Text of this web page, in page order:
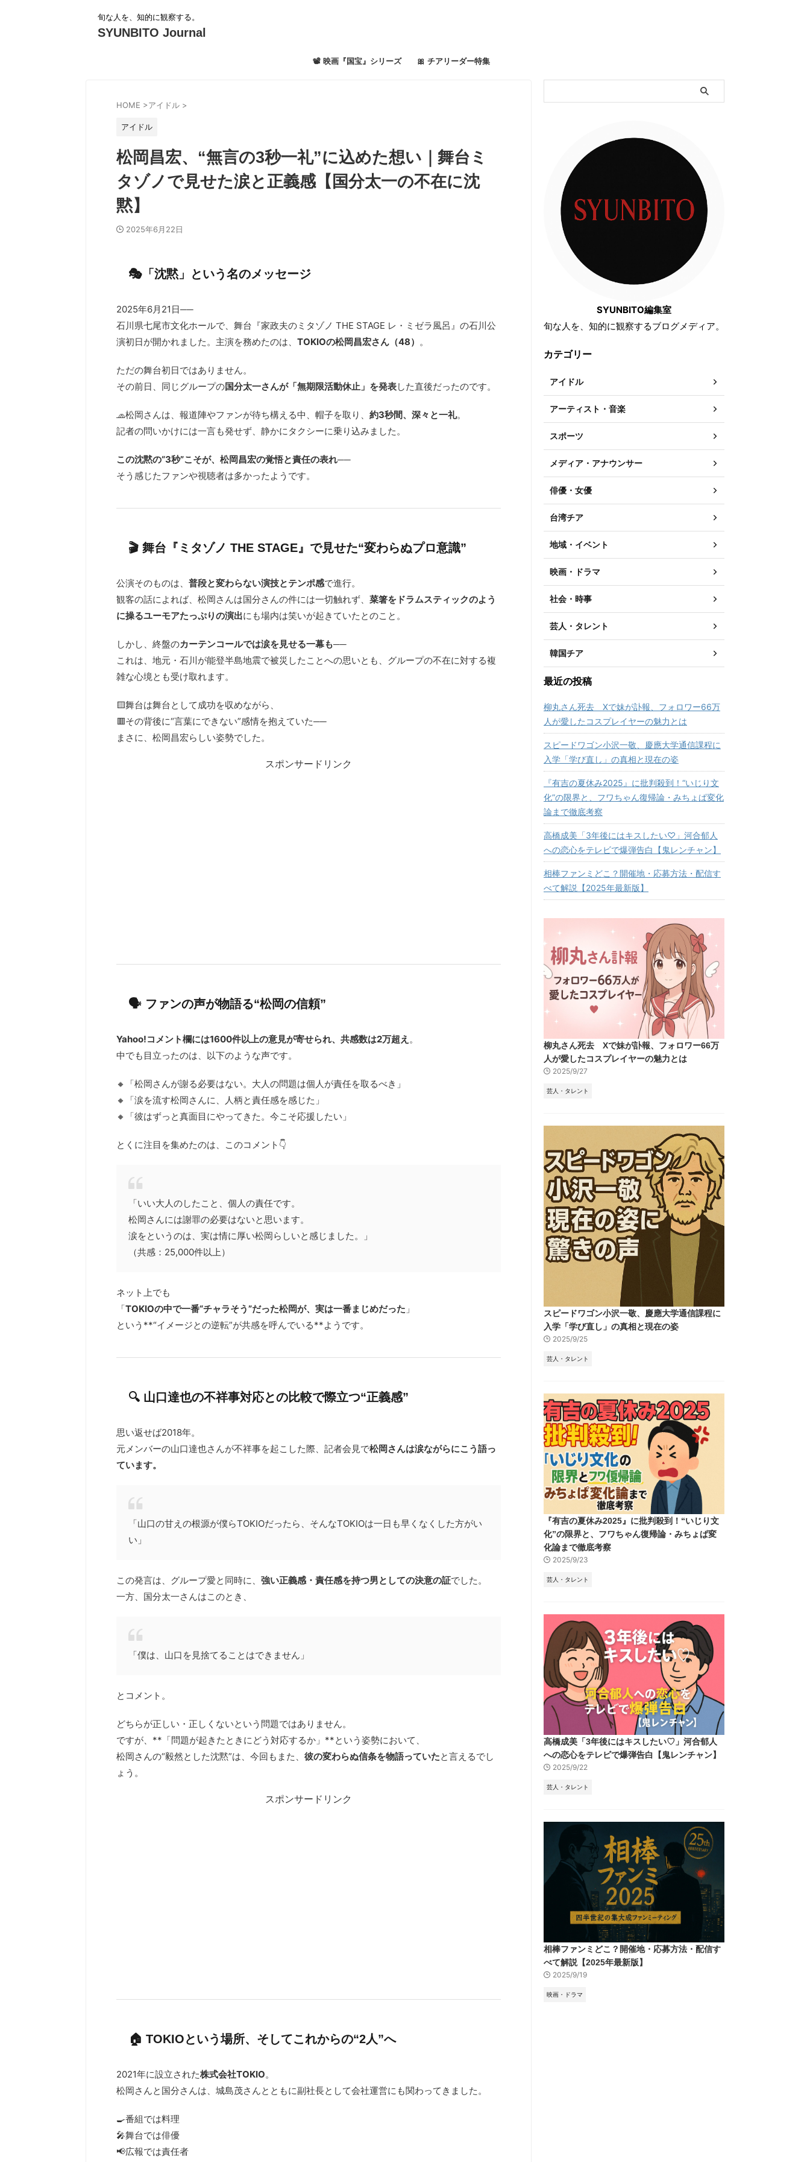
旬な人を、知的に観察する。
SYUNBITO Journal
📽 映画『国宝』シリーズ 🎀 チアリーダー特集
HOME >アイドル >
アイドル
松岡昌宏、“無言の3秒一礼”に込めた想い｜舞台ミ
タゾノで見せた涙と正義感【国分太一の不在に沈
黙】
2025年6月22日
🎭「沈黙」という名のメッセージ
2025年6月21日──
石川県七尾市文化ホールで、舞台『家政夫のミタゾノ THE STAGE レ・ミゼラ風呂』の石川公
演初日が開かれました。主演を務めたのは、 TOKIOの松岡昌宏さん（48） 。
ただの舞台初日ではありません。
その前日、同じグループの国分太一さんが「無期限活動休止」を発表した直後だったのです。
🧢松岡さんは、報道陣やファンが待ち構える中、帽子を取り、 約3秒間、深々と一礼。
記者の問いかけには一言も発せず、静かにタクシーに乗り込みました。
この沈黙の“3秒”こそが、松岡昌宏の覚悟と責任の表れ──
そう感じたファンや視聴者は多かったようです。
🎬 舞台『ミタゾノ THE STAGE』で見せた“変わらぬプロ意識”
公演そのものは、 普段と変わらない演技とテンポ感で進行。
観客の話によれば、松岡さんは国分さんの件には一切触れず、 菜箸をドラムスティックのよう
に操るユーモアたっぷりの演出にも場内は笑いが起きていたとのこと。
しかし、終盤のカーテンコールでは涙を見せる一幕も──
これは、地元・石川が能登半島地震で被災したことへの思いとも、グループの不在に対する複
雑な心境とも受け取れます。
🟨舞台は舞台として成功を収めながら、
🟥その背後に“言葉にできない”感情を抱えていた──
まさに、松岡昌宏らしい姿勢でした。
スポンサードリンク
🗣 ファンの声が物語る“松岡の信頼”
Yahoo!コメント欄には1600件以上の意見が寄せられ、共感数は2万超え 。
中でも目立ったのは、以下のような声です。
🔸「松岡さんが謝る必要はない。大人の問題は個人が責任を取るべき」
🔸「涙を流す松岡さんに、人柄と責任感を感じた」
🔸「彼はずっと真面目にやってきた。今こそ応援したい」
とくに注目を集めたのは、このコメント👇
「いい大人のしたこと、個人の責任です。
松岡さんには謝罪の必要はないと思います。
涙をというのは、実は情に厚い松岡らしいと感じました。」
（共感：25,000件以上）
ネット上でも
「TOKIOの中で一番“チャラそう”だった松岡が、実は一番まじめだった 」
という**“イメージとの逆転”が共感を呼んでいる**ようです。
🔍 山口達也の不祥事対応との比較で際立つ“正義感”
思い返せば2018年。
元メンバーの山口達也さんが不祥事を起こした際、記者会見で松岡さんは涙ながらにこう語っ
ています。
「山口の甘えの根源が僕らTOKIOだったら、そんなTOKIOは一日も早くなくした方がい
い」
この発言は、グループ愛と同時に、 強い正義感・責任感を持つ男としての決意の証でした。
一方、国分太一さんはこのとき、
「僕は、山口を見捨てることはできません」
とコメント。
どちらが正しい・正しくないという問題ではありません。
ですが、**「問題が起きたときにどう対応するか」**という姿勢において、
松岡さんの“毅然とした沈黙”は、今回もまた、 彼の変わらぬ信条を物語っていたと言えるでし
ょう。
スポンサードリンク
🏠 TOKIOという場所、そしてこれからの“2人”へ
2021年に設立された株式会社TOKIO。
松岡さんと国分さんは、城島茂さんとともに副社長として会社運営にも関わってきました。
🍳番組では料理
🎤舞台では俳優
📢広報では責任者
SYUNBITO編集室
旬な人を、知的に観察するブログメディア。
カテゴリー
アイドル
アーティスト・音楽
スポーツ
メディア・アナウンサー
俳優・女優
台湾チア
地域・イベント
映画・ドラマ
社会・時事
芸人・タレント
韓国チア
最近の投稿
柳丸さん死去 Xで妹が訃報、フォロワー66万
人が愛したコスプレイヤーの魅力とは
スピードワゴン小沢一敬、慶應大学通信課程に
入学「学び直し」の真相と現在の姿
『有吉の夏休み2025』に批判殺到！“いじり文
化”の限界と、フワちゃん復帰論・みちょぱ変化
論まで徹底考察
高橋成美「3年後にはキスしたい♡」河合郁人
への恋心をテレビで爆弾告白【鬼レンチャン】
相棒ファンミどこ？開催地・応募方法・配信す
べて解説【2025年最新版】
柳丸さん死去 Xで妹が訃報、フォロワー66万
人が愛したコスプレイヤーの魅力とは
2025/9/27
芸人・タレント
スピードワゴン小沢一敬、慶應大学通信課程に
入学「学び直し」の真相と現在の姿
2025/9/25
芸人・タレント
『有吉の夏休み2025』に批判殺到！“いじり文
化”の限界と、フワちゃん復帰論・みちょぱ変
化論まで徹底考察
2025/9/23
芸人・タレント
高橋成美「3年後にはキスしたい♡」河合郁人
への恋心をテレビで爆弾告白【鬼レンチャン】
2025/9/22
芸人・タレント
相棒ファンミどこ？開催地・応募方法・配信す
べて解説【2025年最新版】
2025/9/19
映画・ドラマ